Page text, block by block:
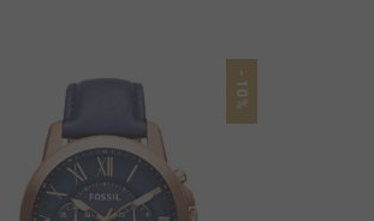
-10%